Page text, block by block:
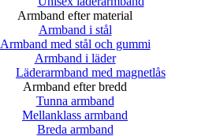
Armband efter material
Armband i stål
Armband med stål och gummi
Armband i läder
Läderarmband med magnetlås
Armband efter bredd
Tunna armband
Mellanklass armband
Breda armband